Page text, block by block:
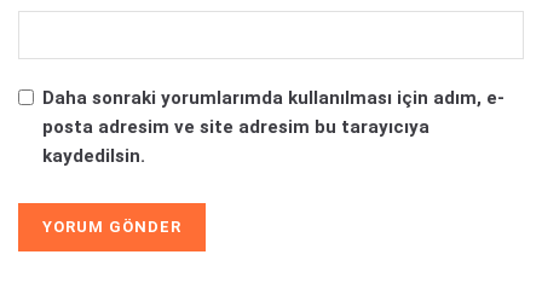
Daha sonraki yorumlarımda kullanılması için adım, e-
posta adresim ve site adresim bu tarayıcıya
kaydedilsin.